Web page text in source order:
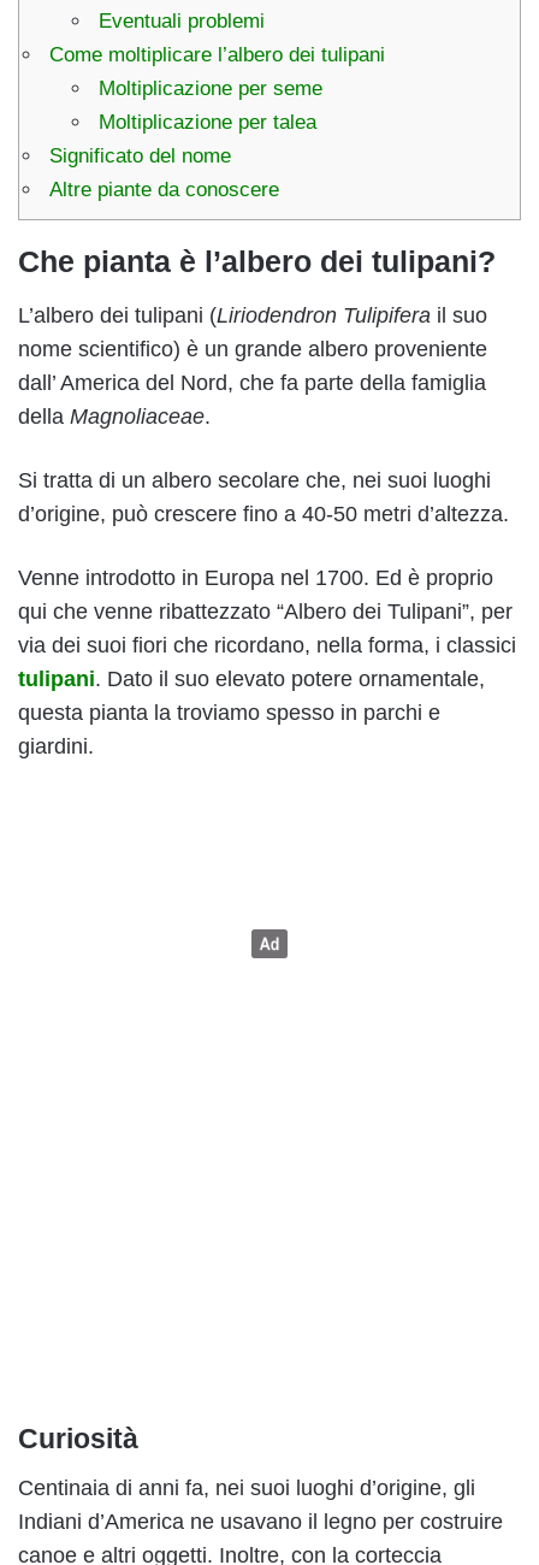
Eventuali problemi
Come moltiplicare l’albero dei tulipani
Moltiplicazione per seme
Moltiplicazione per talea
Significato del nome
Altre piante da conoscere
Che pianta è l’albero dei tulipani?
L’albero dei tulipani (Liriodendron Tulipifera il suo
nome scientifico) è un grande albero proveniente
dall’ America del Nord, che fa parte della famiglia
della Magnoliaceae.
Si tratta di un albero secolare che, nei suoi luoghi
d’origine, può crescere fino a 40-50 metri d’altezza.
Venne introdotto in Europa nel 1700. Ed è proprio
qui che venne ribattezzato “Albero dei Tulipani”, per
via dei suoi fiori che ricordano, nella forma, i classici
tulipani. Dato il suo elevato potere ornamentale,
questa pianta la troviamo spesso in parchi e
giardini.
Curiosità
Centinaia di anni fa, nei suoi luoghi d’origine, gli
Indiani d’America ne usavano il legno per costruire
canoe e altri oggetti. Inoltre, con la corteccia